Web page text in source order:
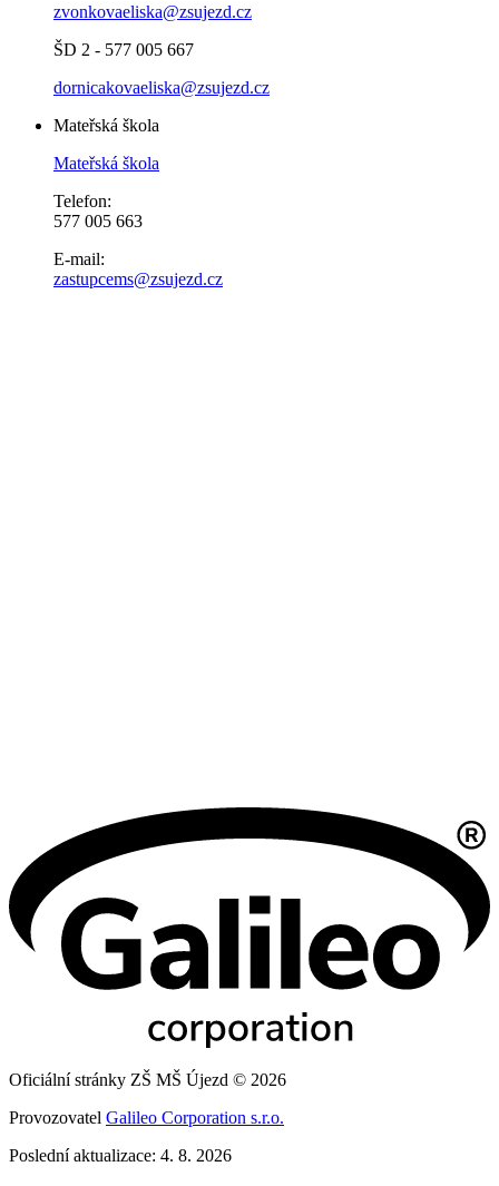
zvonkovaeliska@zsujezd.cz
ŠD 2 - 577 005 667
dornicakovaeliska@zsujezd.cz
Mateřská škola
Mateřská škola
Telefon:
577 005 663
E-mail:
zastupcems@zsujezd.cz
Oficiální stránky ZŠ MŠ Újezd © 2026
Provozovatel Galileo Corporation s.r.o.
Poslední aktualizace: 4. 8. 2026